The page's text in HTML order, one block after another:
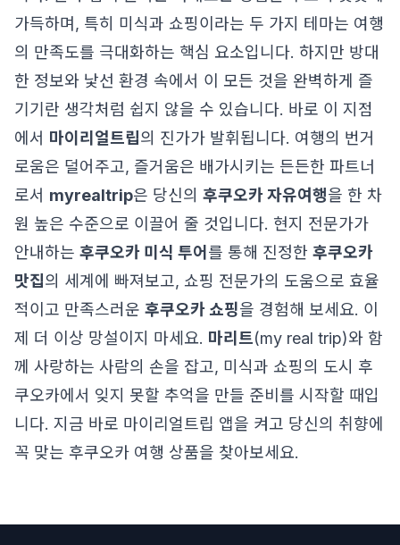
가득하며, 특히 미식과 쇼핑이라는 두 가지 테마는 여행
의 만족도를 극대화하는 핵심 요소입니다. 하지만 방대
한 정보와 낯선 환경 속에서 이 모든 것을 완벽하게 즐
기기란 생각처럼 쉽지 않을 수 있습니다. 바로 이 지점
에서 마이리얼트립의 진가가 발휘됩니다. 여행의 번거
로움은 덜어주고, 즐거움은 배가시키는 든든한 파트너
로서 myrealtrip은 당신의 후쿠오카 자유여행을 한 차
원 높은 수준으로 이끌어 줄 것입니다. 현지 전문가가
안내하는 후쿠오카 미식 투어 를 통해 진정한 후쿠오카
맛집의 세계에 빠져보고, 쇼핑 전문가의 도움으로 효율
적이고 만족스러운 후쿠오카 쇼핑을 경험해 보세요. 이
제 더 이상 망설이지 마세요. 마리트(my real trip)와 함
께 사랑하는 사람의 손을 잡고, 미식과 쇼핑의 도시 후
쿠오카에서 잊지 못할 추억을 만들 준비를 시작할 때입
니다. 지금 바로 마이리얼트립 앱을 켜고 당신의 취향에
꼭 맞는 후쿠오카 여행 상품을 찾아보세요.